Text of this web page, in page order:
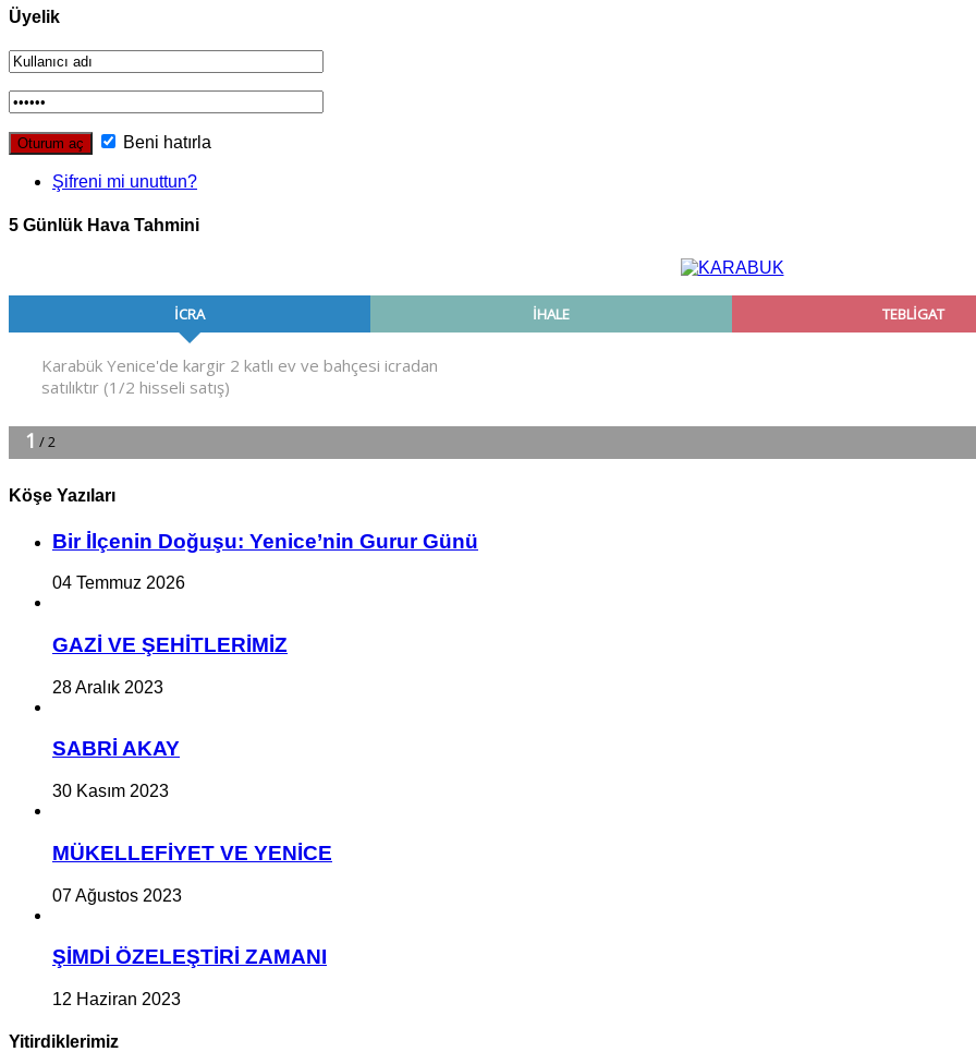
Üyelik
Beni hatırla
Şifreni mi unuttun?
5 Günlük Hava Tahmini
Köşe Yazıları
Bir İlçe­nin Do­ğu­şu: Ye­ni­ce’nin Gurur Günü
04 Temmuz 2026
GAZİ VE ŞEHİTLERİMİZ
28 Aralık 2023
SABRİ AKAY
30 Kasım 2023
MÜKELLEFİYET VE YENİCE
07 Ağustos 2023
ŞİMDİ ÖZELEŞTİRİ ZAMANI
12 Haziran 2023
Yitirdiklerimiz